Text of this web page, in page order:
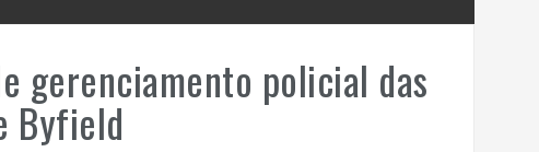
gerenciamento policial das
Byfield